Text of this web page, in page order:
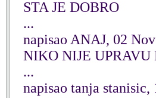
STA JE DOBRO
...
napisao ANAJ, 02
NIKO NIJE
...
napisao tanja stanisic,